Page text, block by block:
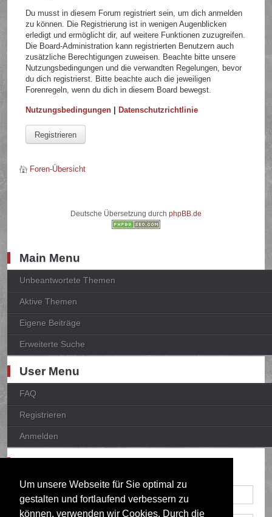
Um unsere Webseite für Sie optimal zu
gestalten und fortlaufend verbessern zu
können, verwenden wir Cookies. Durch die
Du musst in diesem Forum registriert sein, um dich anmelden
zu können. Die Registrierung ist in wenigen Augenblicken
erledigt und ermöglicht dir, auf weitere Funktionen zuzugreifen.
Die Board-Administration kann registrierten Benutzern auch
zusätzliche Berechtigungen zuweisen. Beachte bitte unsere
Nutzungsbedingungen und die verwandten Regelungen, bevor
du dich registrierst. Bitte beachte auch die jeweiligen
Forenregeln, wenn du dich in diesem Board bewegst.
Nutzungsbedingungen |Datenschutzrichtlinie
Registrieren
Foren-Übersicht
Deutsche Übersetzung durch phpBB.de
Main Menu
Unbeantwortete Themen
Aktive Themen
Eigene Beiträge
Erweiterte Suche
User Menu
FAQ
Registrieren
Anmelden